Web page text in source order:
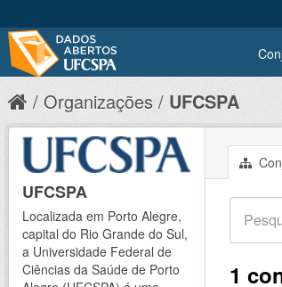
Organizações UFCSPA
1
UFCSPA
Localizada em Porto Alegre,
capital do Rio Grande do Sul,
a Universidade Federal de
Ciências da Saúde de Porto